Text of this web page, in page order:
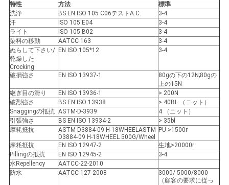
特性 方法
標準
洗浄
BS EN ISO 105 C06テストA.C.
3-4
汗
ISO 105 E04
3-4
ライト
ISO 105 B02
3-4
染料の移動
AATCC 163
3-4
ぬらして下さい/
乾燥した
Crocking
EN ISO 105*12 3-4
破損強さ EN ISO 13937-1
80gの下の12N;80gの
上の15N
継ぎ目の滑り
EN ISO 13936-1
> 200N
破烈強さ
BS EN ISO 13938
> 40BL （ニット）
Snaggingの抵抗 ASTM-D-3939
4 （ニット）
引張強さ
BS EN ISO 13934-2
> 35bl
摩耗抵抗
ASTM D3884-09 H-18WHEELASTM
D3884-09 H-18WHEEL 500G/Wheel
PU >1500r
摩耗抵抗 EN ISO 12947-2
生地>20000r
Pillingの抵抗
EN ISO 12945-2
3-4
水Repellency
AATCC-22-2010
防水
AATCC-127-2008
3000/ 5000/8000
（顧客の要求に従っ